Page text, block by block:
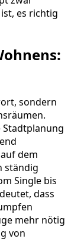
es richtig
sondern
Stadtplanung
dem
ständig
Single bis
dass
mehr nötig
von